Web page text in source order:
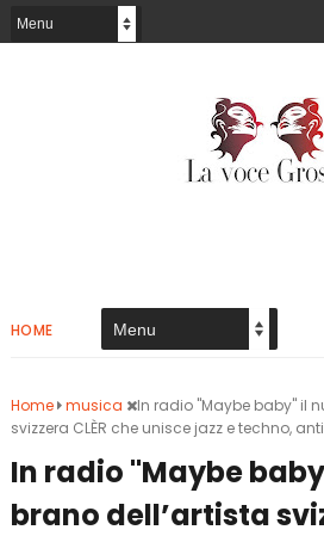
HOME
Home musica
In radio "Maybe baby" il
svizzera CLÈR che unisce jazz e techno,
In radio "Maybe
brano dell’artista